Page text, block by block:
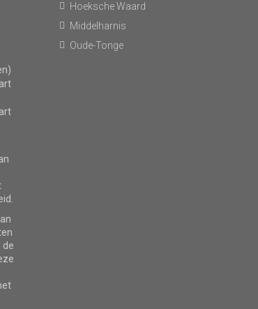
de
Hoeksche Waard
Middelharnis
Oude-Tonge